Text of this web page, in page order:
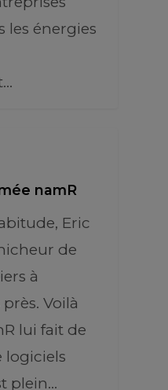
les énergies
namR
Eric
de
à
Voilà
lui fait de
logiciels
plein…